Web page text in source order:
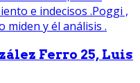
Ferro 25, Luis